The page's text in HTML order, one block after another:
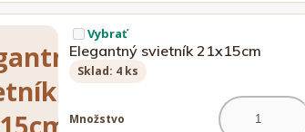
Vybrať
Elegantný svietník 21x15cm
Sklad: 4 ks
Množstvo